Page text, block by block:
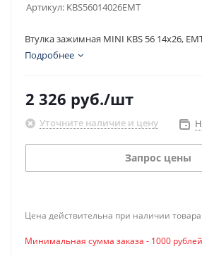
Артикул: KBS56014026EMT
Втулка зажимная MINI KBS 56 14x26,
Подробнее
2 326 руб./шт
Уточните наличие и цену
Запрос цены
Цена действительна при наличии товара
Минимальная сумма заказа - 1000